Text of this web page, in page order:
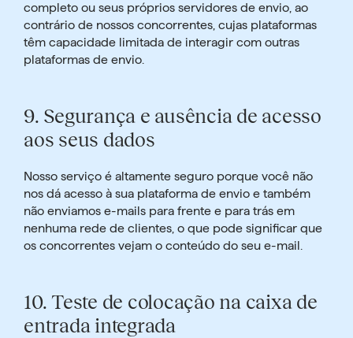
completo ou seus próprios servidores de envio, ao
contrário de nossos concorrentes, cujas plataformas
têm capacidade limitada de interagir com outras
plataformas de envio.
9. Segurança e ausência de acesso
aos seus dados
Nosso serviço é altamente seguro porque você não
nos dá acesso à sua plataforma de envio e também
não enviamos e-mails para frente e para trás em
nenhuma rede de clientes, o que pode significar que
os concorrentes vejam o conteúdo do seu e-mail
10. Teste de colocação na caixa de
entrada integrada